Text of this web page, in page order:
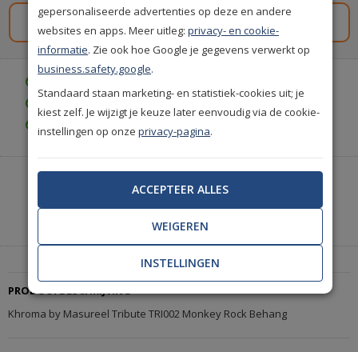
Gratis retourneren (30 dagen)
Gratis achteraf betalen
Neem contact met ons op.
+31(0)85 888 3671
|
PRODUCTBESCHRIJVING
Khroma by Masureel Tribute TRI002 Monkey Rock Behang
gepersonaliseerde advertenties op deze en andere
websites en apps. Meer uitleg:privacy- en cookie-
informatie. Zie ook hoe Google je gegevens verwerkt op
business.safety.google.
Standaard staan marketing- en statistiek-cookies uit; je
kiest zelf. Je wijzigt je keuze later eenvoudig via de cookie-
instellingen op onzeprivacy-pagina.
ACCEPTEER ALLES
WEIGEREN
INSTELLINGEN